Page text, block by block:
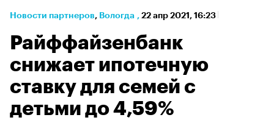
Новости партнеров⁠, Вологда , 22 апр 2021, 16:23
Райффайзенбанк
снижает ипотечную
ставку для семей с
детьми до 4,59%